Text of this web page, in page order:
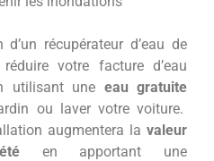
récupérateur d’eau de
votre facture d’eau
utilisant une eau gratuite
ou laver votre voiture.
augmentera la valeur
en apportant une